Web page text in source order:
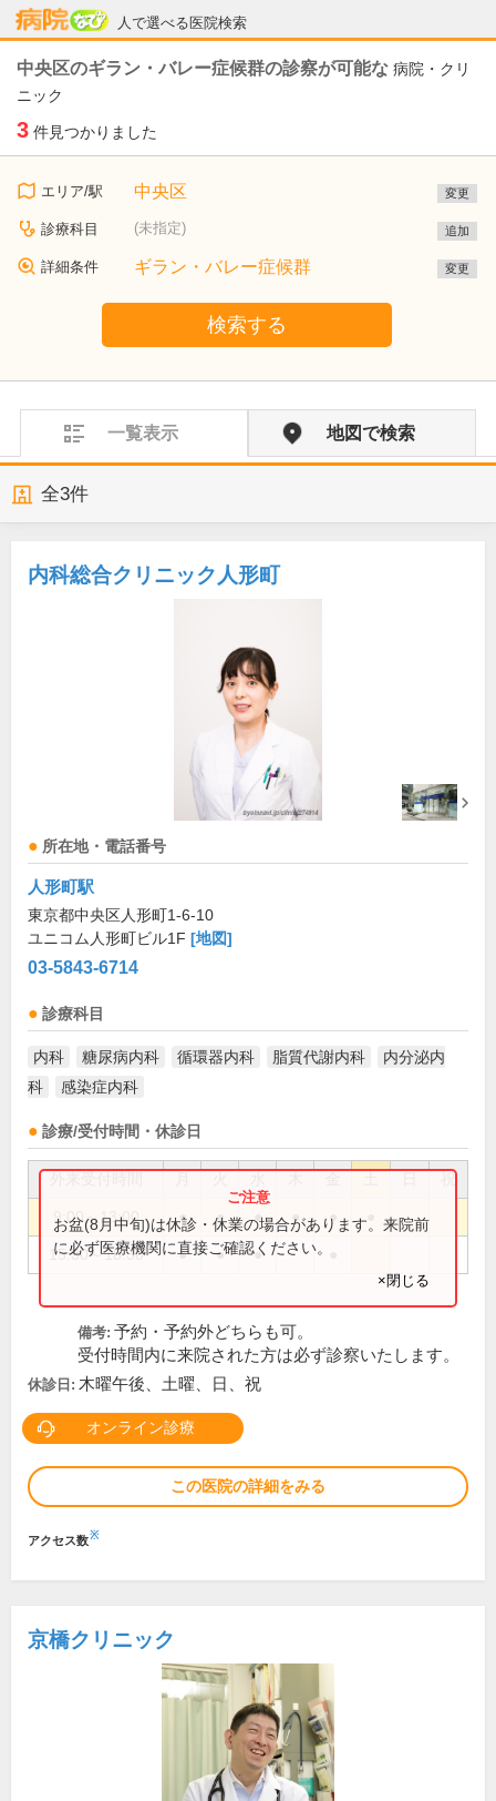
人で選べる医院検索
病院なび
中央区のギラン・バレー症候群の診察が可能な 病院・クリ
ニック
3 件見つかりました
エリア/駅 中央区 変更
診療科目 (未指定) 追加
詳細条件 ギラン・バレー症候群 変更
検索する
一覧表示 地図で検索
全3件
内科総合クリニック人形町
所在地・電話番号
人形町駅
東京都中央区人形町1-6-10
ユニコム人形町ビル1F [地図]
03-5843-6714
診療科目
内科 糖尿病内科 循環器内科 脂質代謝内科
内分泌内
科
感染症内科
診療/受付時間・休診日
祝
9:00～13:00 ● ● ● ● ●
15:30～18:30 ● ● ●
お盆(8月中旬)は休診・休業の場合があります。来院前
に必ず医療機関に直接ご確認ください。
×閉じる
備考: 予約・予約外どちらも可。
受付時間内に来院された方は必ず診察いたします。
休診日: 木曜午後、土曜、日、祝
オンライン診療
この医院の詳細をみる
アクセス数※
京橋クリニック